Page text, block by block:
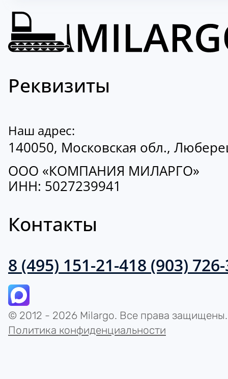
Реквизиты
Наш адрес:
140050, Московская обл.,
ООО «КОМПАНИЯ МИЛАРГО»
ИНН: 5027239941
Контакты
8 (495) 151-21-418 (903)
© 2012 - 2026 Milargo. Все права защищены.
Политика конфиденциальности